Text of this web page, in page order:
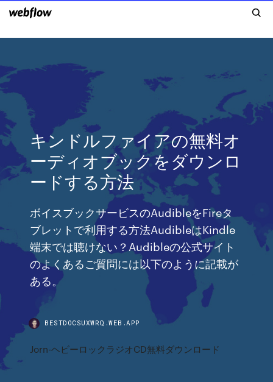
キンドルファイアの無料オ
ーディオブックをダウンロ
ードする方法
ボイスブックサービスのAudibleをFireタ
ブレットで利用する方法AudibleはKindle
端末では聴けない？Audibleの公式サイト
のよくあるご質問には以下のように記載が
ある。
BESTDOCSUXWRQ.WEB.APP
Jorn-ヘビーロックラジオCD無料ダウンロード